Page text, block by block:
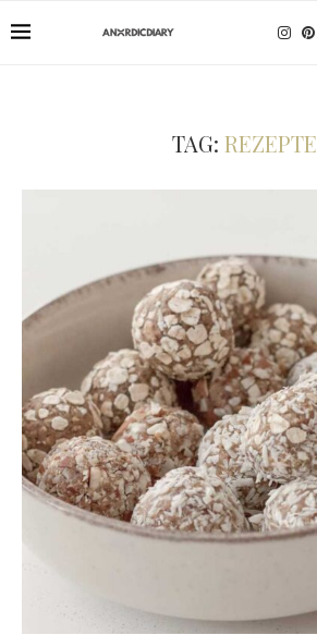
TAG: REZEPTE